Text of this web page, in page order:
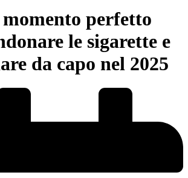
perfetto
le sigarette e
da capo nel 2025